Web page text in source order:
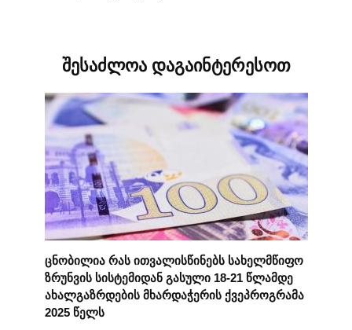
შესაძლოა დაგაინტერესოთ
ცნობილია რას ითვალისწინებს სახელმწიფო
ზრუნვის სისტემიდან გასული 18-21 წლამდე
ახალგაზრდების მხარდაჭერის ქვეპროგრამა
2025 წელს